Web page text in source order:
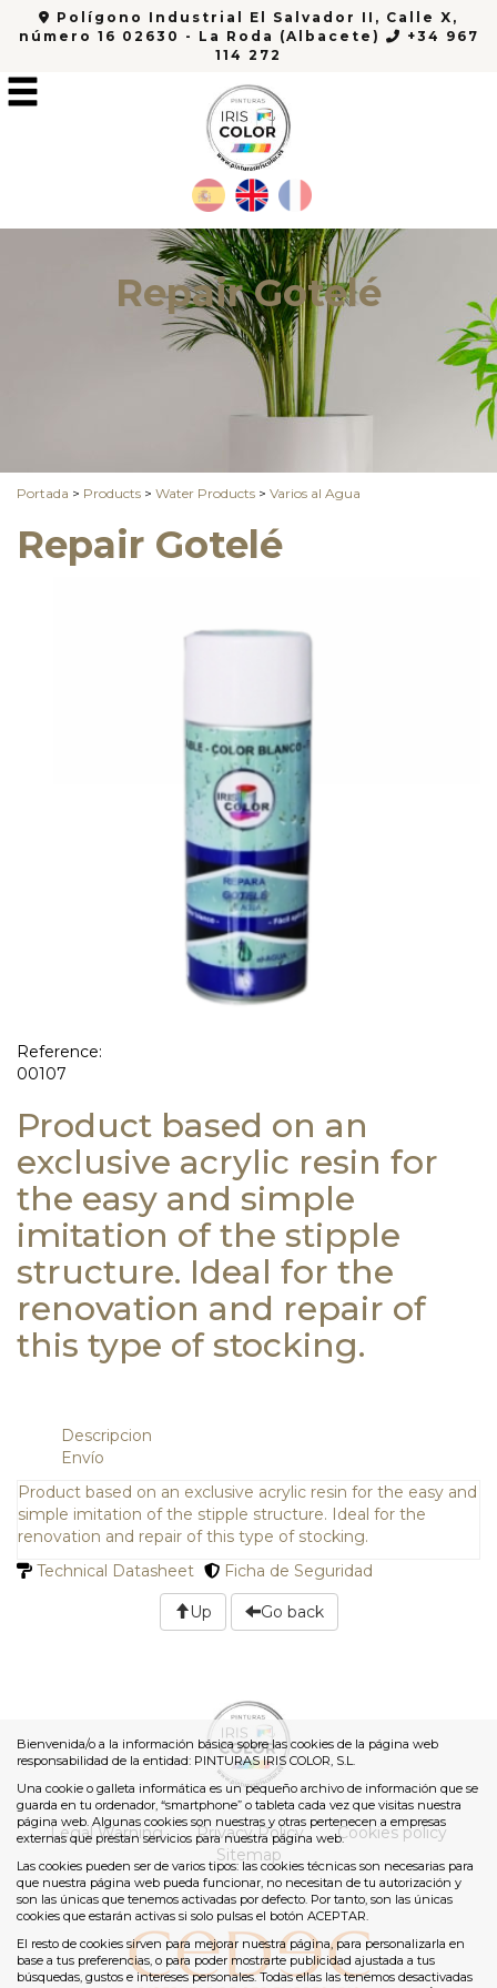
Polígono Industrial El Salvador II, Calle X,
número 16 02630 - La Roda (Albacete)
+34 967
114 272
Repair Gotelé
Portada > Products > Water Products > Varios al Agua
Repair Gotelé
Reference:
00107
Product based on an
exclusive acrylic resin for
the easy and simple
imitation of the stipple
structure. Ideal for the
renovation and repair of
this type of stocking.
Descripcion
Envío
Product based on an exclusive acrylic resin for the easy and
simple imitation of the stipple structure. Ideal for the
renovation and repair of this type of stocking.
Technical Datasheet
Ficha de Seguridad
Up Go back
Legal Warning Privacy Policy
Cookies policy
Sitemap
Bienvenida/o a la información básica sobre las cookies de la página web
responsabilidad de la entidad: PINTURAS IRIS COLOR, S.L.
Una cookie o galleta informática es un pequeño archivo de información que se
guarda en tu ordenador, “smartphone” o tableta cada vez que visitas nuestra
página web. Algunas cookies son nuestras y otras pertenecen a empresas
externas que prestan servicios para nuestra página web.
Las cookies pueden ser de varios tipos: las cookies técnicas son necesarias para
que nuestra página web pueda funcionar, no necesitan de tu autorización y
son las únicas que tenemos activadas por defecto. Por tanto, son las únicas
cookies que estarán activas si solo pulsas el botón ACEPTAR.
El resto de cookies sirven para mejorar nuestra página, para personalizarla en
base a tus preferencias, o para poder mostrarte publicidad ajustada a tus
búsquedas, gustos e intereses personales. Todas ellas las tenemos desactivadas